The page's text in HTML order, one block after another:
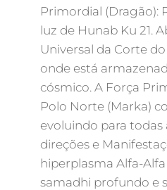
Primordial (Dragão):
luz de Hunab Ku 21.
Universal da Corte
onde está
cósmico. A Força
Polo Norte (Marka)
evoluindo para todas
direções e
hiperplasma Alfa-
samadhi profundo e